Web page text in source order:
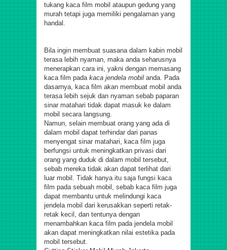
tukang kaca film mobil ataupun gedung yang
murah tetapi juga memiliki pengalaman yang
handal.
Bila ingin membuat suasana dalam kabin mobil
terasa lebih nyaman, maka anda seharusnya
menerapkan cara ini, yakni dengan memasang
kaca film pada kaca jendela mobil anda. Pada
dasarnya, kaca film akan membuat mobil anda
terasa lebih sejuk dan nyaman sebab paparan
sinar matahari tidak dapat masuk ke dalam
mobil secara langsung.
Namun, selain membuat orang yang ada di
dalam mobil dapat terhindar dari panas
menyengat sinar matahari, kaca film juga
berfungsi untuk meningkatkan privasi dari
orang yang duduk di dalam mobil tersebut,
sebab mereka tidak akan dapat terlihat dari
luar mobil. Tidak hanya itu saja fungsi kaca
film pada sebuah mobil, sebab kaca film juga
dapat membantu untuk melindungi kaca
jendela mobil dari kerusakkan seperti retak-
retak kecil, dan tentunya dengan
menambahkan kaca film pada jendela mobil
akan dapat meningkatkan nilai estetika pada
mobil tersebut.